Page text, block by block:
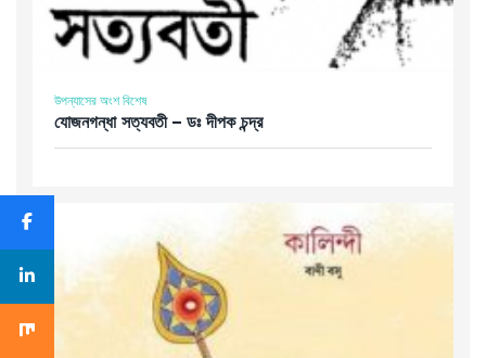
উপন্যাসের অংশ বিশেষ
যােজনগন্ধা সত্যবতী – ডঃ দীপক চন্দ্র